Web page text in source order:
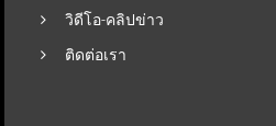
วิดีโอ-คลิปข่าว
ติดต่อเรา